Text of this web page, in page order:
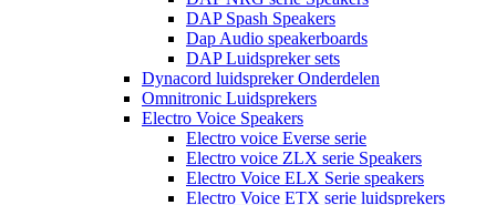
DAP Spash Speakers
Dap Audio speakerboards
DAP Luidspreker sets
Dynacord luidspreker Onderdelen
Omnitronic Luidsprekers
Electro Voice Speakers
Electro voice Everse serie
Electro voice ZLX serie Speakers
Electro Voice ELX Serie speakers
Electro Voice ETX serie luidsprekers